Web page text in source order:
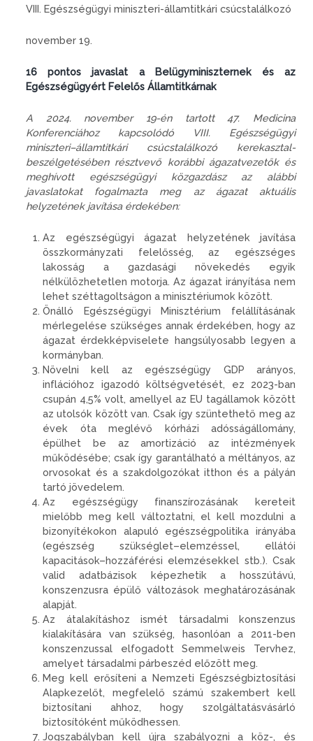
VIII. Egészségügyi miniszteri-államtitkári csúcstalálkozó
november 19.
16 pontos javaslat a Belügyminiszternek és az
Egészségügyért Felelős Államtitkárnak
A 2024. november 19-én tartott 47. Medicina
Konferenciához kapcsolódó VIII. Egészségügyi
miniszteri–államtitkári csúcstalálkozó kerekasztal-
beszélgetésében résztvevő korábbi ágazatvezetők és
meghívott egészségügyi közgazdász az alábbi
javaslatokat fogalmazta meg az ágazat aktuális
helyzetének javítása érdekében:
Az egészségügyi ágazat helyzetének javítása
összkormányzati felelősség, az egészséges
lakosság a gazdasági növekedés egyik
nélkülözhetetlen motorja. Az ágazat irányítása nem
lehet széttagoltságon a minisztériumok között.
Önálló Egészségügyi Minisztérium felállításának
mérlegelése szükséges annak érdekében, hogy az
ágazat érdekképviselete hangsúlyosabb legyen a
kormányban.
Növelni kell az egészségügy GDP arányos,
inflációhoz igazodó költségvetését, ez 2023-ban
csupán 4,5% volt, amellyel az EU tagállamok között
az utolsók között van. Csak így szüntethető meg az
évek óta meglévő kórházi adósságállomány,
épülhet be az amortizáció az intézmények
működésébe; csak így garantálható a méltányos, az
orvosokat és a szakdolgozókat itthon és a pályán
tartó jövedelem.
Az egészségügy finanszírozásának kereteit
mielőbb meg kell változtatni, el kell mozdulni a
bizonyítékokon alapuló egészségpolitika irányába
(egészség szükséglet–elemzéssel, ellátói
kapacitások–hozzáférési elemzésekkel stb.). Csak
valid adatbázisok képezhetik a hosszútávú,
konszenzusra épülő változások meghatározásának
alapját.
Az átalakításhoz ismét társadalmi konszenzus
kialakítására van szükség, hasonlóan a 2011-ben
konszenzussal elfogadott Semmelweis Tervhez,
amelyet társadalmi párbeszéd előzött meg.
Meg kell erősíteni a Nemzeti Egészségbiztosítási
Alapkezelőt, megfelelő számú szakembert kell
biztosítani ahhoz, hogy szolgáltatásvásárló
biztosítóként működhessen.
Jogszabályban kell újra szabályozni a köz-, és